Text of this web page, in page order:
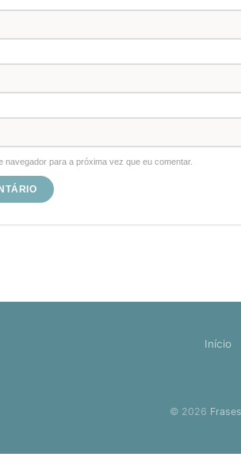
navegador para a próxima vez que eu comentar.
Início
© 2026